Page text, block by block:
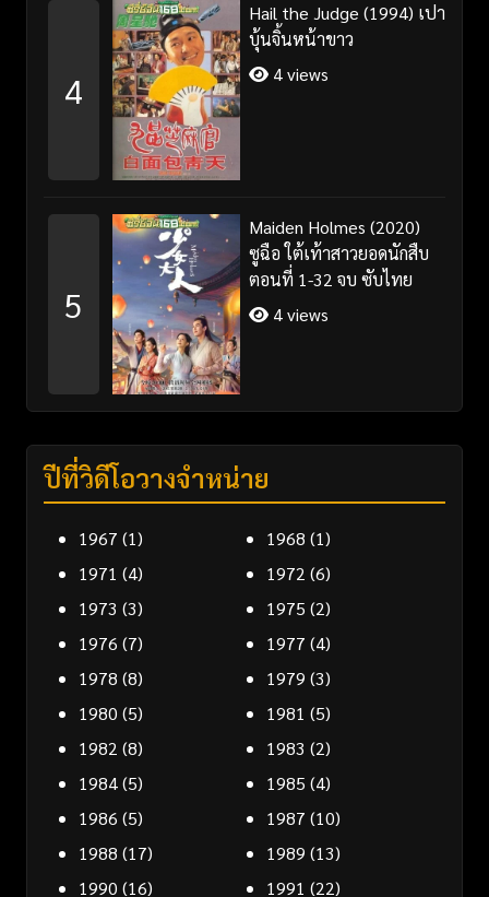
4
Hail the Judge (1994) เปา
บุ้นจิ้นหน้าขาว
4 views
5
Maiden Holmes (2020)
ซูฉือ ใต้เท้าสาวยอดนักสืบ
ตอนที่ 1-32 จบ ซับไทย
4 views
ปีที่วิดีโอวางจำหน่าย
1967 (1) 1968 (1)
1971 (4) 1972 (6)
1973 (3) 1975 (2)
1976 (7) 1977 (4)
1978 (8) 1979 (3)
1980 (5) 1981 (5)
1982 (8) 1983 (2)
1984(5) 1985 (4)
1986 (5) 1987 (10)
1988 (17) 1989 (13)
1990 (16) 1991 (22)